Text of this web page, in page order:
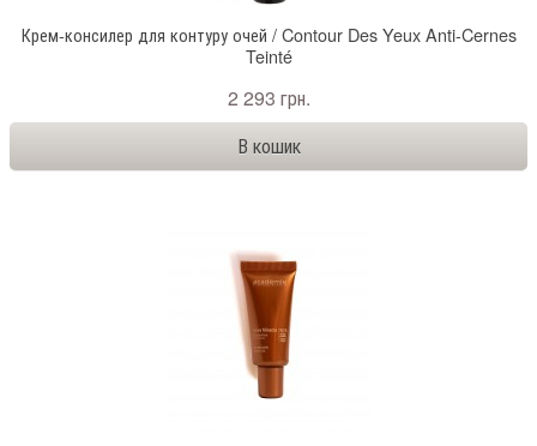
Крем-консилер для контуру очей / Contour Des Yeux Anti-Cernes
Teinté
2 293 грн.